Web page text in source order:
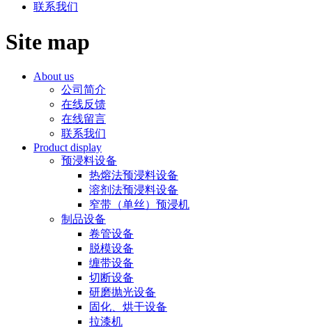
联系我们
Site map
About us
公司简介
在线反馈
在线留言
联系我们
Product display
预浸料设备
热熔法预浸料设备
溶剂法预浸料设备
窄带（单丝）预浸机
制品设备
卷管设备
脱模设备
缠带设备
切断设备
研磨抛光设备
固化、烘干设备
拉漆机